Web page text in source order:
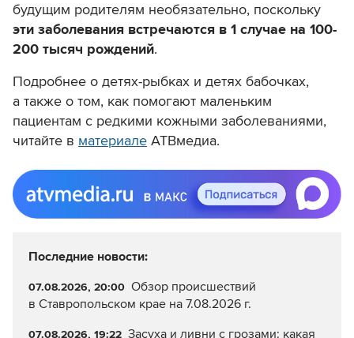
будущим родителям необязательно, поскольку
эти заболевания встречаются в 1 случае на 100-
200 тысяч рождений.
Подробнее о детях-рыбках и детях бабочках,
а также о том, как помогают маленьким
пациентам с редкими кожными заболеваниями,
читайте в материале АТВмедиа.
Последние новости:
07.08.2026, 20:00 Обзор происшествий
в Ставропольском крае на 7.08.2026 г.
07.08.2026, 19:22 Засуха и ливни с грозами: какая